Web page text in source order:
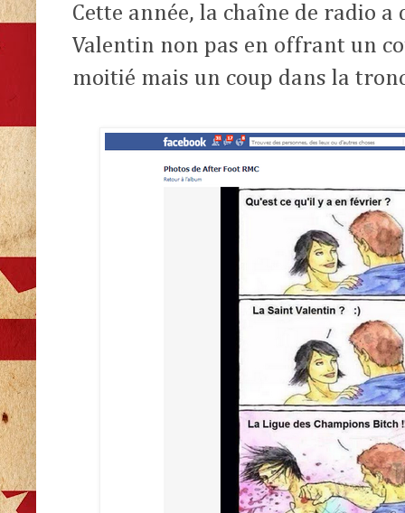
Cette année, la chaîne de radio a
Valentin non pas en offrant un
moitié mais un coup dans la